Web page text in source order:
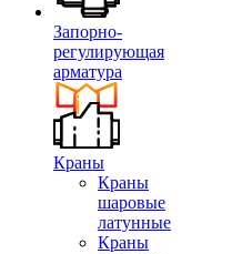
Запорно-
регулирующая
арматура
Краны
Краны
шаровые
латунные
Краны